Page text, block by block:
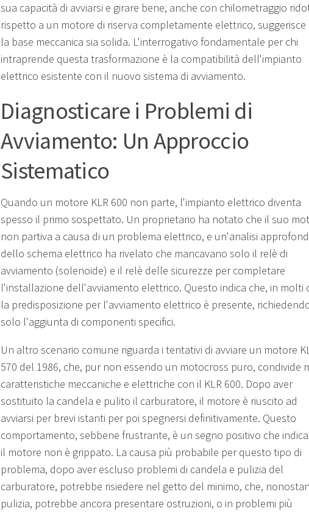
sua capacità di avviarsi e girare bene, anche con chilometraggio
rispetto a un motore di riserva completamente elettrico, suggerisce
la base meccanica sia solida. L'interrogativo fondamentale per chi
intraprende questa trasformazione è la compatibilità dell'impianto
elettrico esistente con il nuovo sistema di avviamento.
Diagnosticare i Problemi di
Avviamento: Un Approccio
Sistematico
Quando un motore KLR 600 non parte, l'impianto elettrico diventa
spesso il primo sospettato. Un proprietario ha notato che il suo
non partiva a causa di un problema elettrico, e un'analisi
dello schema elettrico ha rivelato che mancavano solo il relè di
avviamento (solenoide) e il relè delle sicurezze per completare
l'installazione dell'avviamento elettrico. Questo indica che, in molti
la predisposizione per l'avviamento elettrico è presente,
solo l'aggiunta di componenti specifici.
Un altro scenario comune riguarda i tentativi di avviare un motore
570 del 1986, che, pur non essendo un motocross puro, condivide
caratteristiche meccaniche e elettriche con il KLR 600. Dopo aver
sostituito la candela e pulito il carburatore, il motore è riuscito ad
avviarsi per brevi istanti per poi spegnersi definitivamente. Questo
comportamento, sebbene frustrante, è un segno positivo che
il motore non è grippato. La causa più probabile per questo tipo di
problema, dopo aver escluso problemi di candela e pulizia del
carburatore, potrebbe risiedere nel getto del minimo, che,
pulizia, potrebbe ancora presentare ostruzioni, o in problemi più